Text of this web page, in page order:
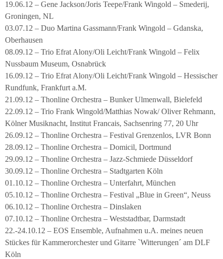
19.06.12 – Gene Jackson/Joris Teepe/Frank Wingold – Smederij,
Groningen, NL
03.07.12 – Duo Martina Gassmann/Frank Wingold – Gdanska,
Oberhausen
08.09.12 – Trio Efrat Alony/Oli Leicht/Frank Wingold – Felix
Nussbaum Museum, Osnabrück
16.09.12 – Trio Efrat Alony/Oli Leicht/Frank Wingold – Hessischer
Rundfunk, Frankfurt a.M.
21.09.12 – Thonline Orchestra – Bunker Ulmenwall, Bielefeld
22.09.12 – Trio Frank Wingold/Matthias Nowak/ Oliver Rehmann,
Kölner Musiknacht, Institut Francais, Sachsenring 77, 20 Uhr
26.09.12 – Thonline Orchestra – Festival Grenzenlos, LVR Bonn
28.09.12 – Thonline Orchestra – Domicil, Dortmund
29.09.12 – Thonline Orchestra – Jazz-Schmiede Düsseldorf
30.09.12 – Thonline Orchestra – Stadtgarten Köln
01.10.12 – Thonline Orchestra – Unterfahrt, München
05.10.12 – Thonline Orchestra – Festival „Blue in Green“, Neuss
06.10.12 – Thonline Orchestra – Dinslaken
07.10.12 – Thonline Orchestra – Weststadtbar, Darmstadt
22.-24.10.12 – EOS Ensemble, Aufnahmen u.A. meines neuen
Stückes für Kammerorchester und Gitarre `Witterungen´ am DLF
Köln